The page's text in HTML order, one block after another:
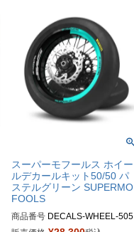
スーパーモフールス ホイー
ルデカールキット50/50 パ
ステルグリーン SUPERMO
FOOLS
商品番号 DECALS-WHEEL-505
0-CB